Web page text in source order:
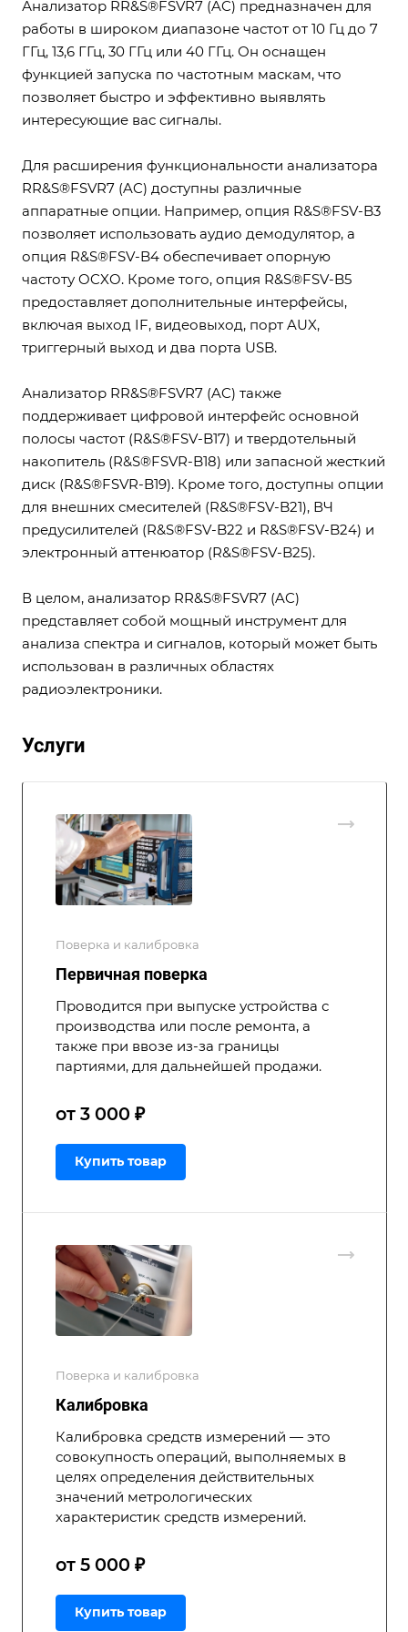
Анализатор RR&S®FSVR7 (AC) предназначен для
работы в широком диапазоне частот от 10 Гц до 7
ГГц, 13,6 ГГц, 30 ГГц или 40 ГГц. Он оснащен
функцией запуска по частотным маскам, что
позволяет быстро и эффективно выявлять
интересующие вас сигналы.
Для расширения функциональности анализатора
RR&S®FSVR7 (AC) доступны различные
аппаратные опции. Например, опция R&S®FSV-B3
позволяет использовать аудио демодулятор, а
опция R&S®FSV-B4 обеспечивает опорную
частоту OCXO. Кроме того, опция R&S®FSV-B5
предоставляет дополнительные интерфейсы,
включая выход IF, видеовыход, порт AUX,
триггерный выход и два порта USB.
Анализатор RR&S®FSVR7 (AC) также
поддерживает цифровой интерфейс основной
полосы частот (R&S®FSV-B17) и твердотельный
накопитель (R&S®FSVR-B18) или запасной жесткий
диск (R&S®FSVR-B19). Кроме того, доступны опции
для внешних смесителей (R&S®FSV-B21), ВЧ
предусилителей (R&S®FSV-B22 и R&S®FSV-B24) и
электронный аттенюатор (R&S®FSV-B25).
В целом, анализатор RR&S®FSVR7 (AC)
представляет собой мощный инструмент для
анализа спектра и сигналов, который может быть
использован в различных областях
радиоэлектроники.
Услуги
Поверка и калибровка
Первичная поверка
Проводится при выпуске устройства с
производства или после ремонта, а
также при ввозе из-за границы
партиями, для дальнейшей продажи.
от 3 000 ₽
Купить товар
Поверка и калибровка
Калибровка
Калибровка средств измерений — это
совокупность операций, выполняемых в
целях определения действительных
значений метрологических
характеристик средств измерений.
от 5 000 ₽
Купить товар